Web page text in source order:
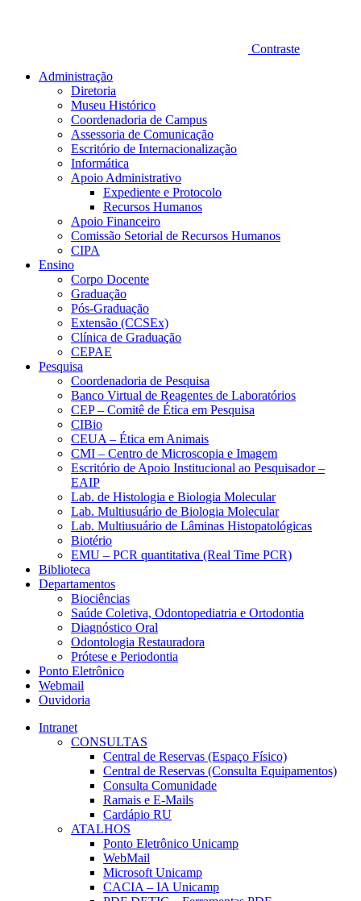
Contraste
Administração
Diretoria
Museu Histórico
Coordenadoria de Campus
Assessoria de Comunicação
Escritório de Internacionalização
Informática
Apoio Administrativo
Expediente e Protocolo
Recursos Humanos
Apoio Financeiro
Comissão Setorial de Recursos Humanos
CIPA
Ensino
Corpo Docente
Graduação
Pós-Graduação
Extensão (CCSEx)
Clínica de Graduação
CEPAE
Pesquisa
Coordenadoria de Pesquisa
Banco Virtual de Reagentes de Laboratórios
CEP – Comitê de Ética em Pesquisa
CIBio
CEUA – Ética em Animais
CMI – Centro de Microscopia e Imagem
Escritório de Apoio Institucional ao Pesquisador –
EAIP
Lab. de Histologia e Biologia Molecular
Lab. Multiusuário de Biologia Molecular
Lab. Multiusuário de Lâminas Histopatológicas
Biotério
EMU – PCR quantitativa (Real Time PCR)
Biblioteca
Departamentos
Biociências
Saúde Coletiva, Odontopediatria e Ortodontia
Diagnóstico Oral
Odontologia Restauradora
Prótese e Periodontia
Ponto Eletrônico
Webmail
Ouvidoria
Intranet
CONSULTAS
Central de Reservas (Espaço Físico)
Central de Reservas (Consulta Equipamentos)
Consulta Comunidade
Ramais e E-Mails
Cardápio RU
ATALHOS
Ponto Eletrônico Unicamp
WebMail
Microsoft Unicamp
CACIA – IA Unicamp